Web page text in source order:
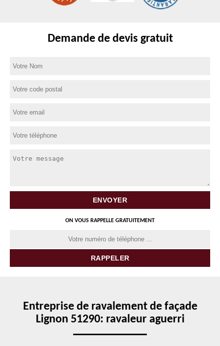
Demande de devis gratuit
ON VOUS RAPPELLE GRATUITEMENT
Entreprise de ravalement de façade
Lignon 51290: ravaleur aguerri